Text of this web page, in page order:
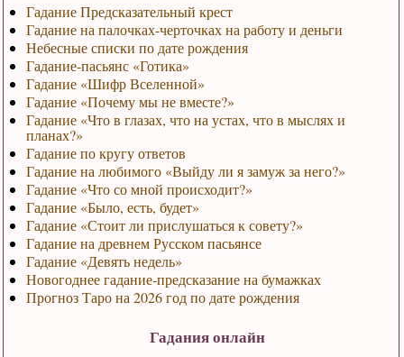
Гадание Предсказательный крест
Гадание на палочках-черточках на работу и деньги
Небесные списки по дате рождения
Гадание-пасьянс «Готика»
Гадание «Шифр Вселенной»
Гадание «Почему мы не вместе?»
Гадание «Что в глазах, что на устах, что в мыслях и
планах?»
Гадание по кругу ответов
Гадание на любимого «Выйду ли я замуж за него?»
Гадание «Что со мной происходит?»
Гадание «Было, есть, будет»
Гадание «Стоит ли прислушаться к совету?»
Гадание на древнем Русском пасьянсе
Гадание «Девять недель»
Новогоднее гадание-предсказание на бумажках
Прогноз Таро на 2026 год по дате рождения
Гадания онлайн